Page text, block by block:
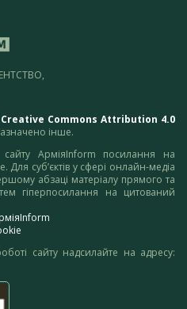
Creative Commons Attribution 4.0
інше.
АрміяInform посилання на
Для суб’єктів у сфері онлайн-медіа
абзаці матеріалу прямого та
гіперпосилання на цитований
сайту надсилайте на адресу: